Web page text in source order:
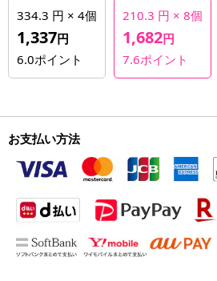
334.3 円 × 4個
1,337円
6.0ポイント
210.3 円 × 8個
1,682円
7.6ポイント
お支払い方法